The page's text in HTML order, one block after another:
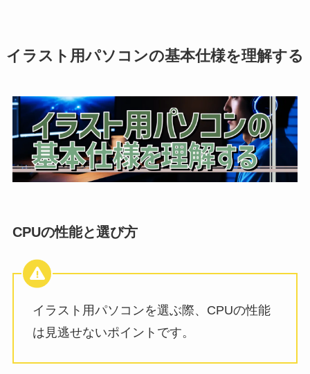
イラスト用パソコンの基本仕様を理解する
CPUの性能と選び方
イラスト用パソコンを選ぶ際、CPUの性能
は見逃せないポイントです。